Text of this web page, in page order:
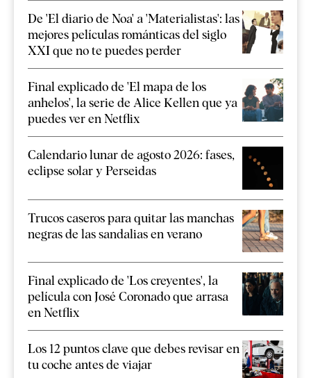
De 'El diario de Noa' a 'Materialistas': las
mejores películas románticas del siglo
XXI que no te puedes perder
Final explicado de 'El mapa de los
anhelos', la serie de Alice Kellen que ya
puedes ver en Netflix
Calendario lunar de agosto 2026: fases,
eclipse solar y Perseidas
Trucos caseros para quitar las manchas
negras de las sandalias en verano
Final explicado de 'Los creyentes', la
película con José Coronado que arrasa
en Netflix
Los 12 puntos clave que debes revisar en
tu coche antes de viajar